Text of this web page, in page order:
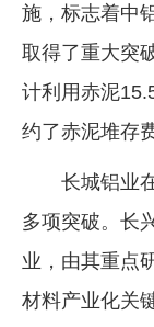
施，标志着中
取得了重大突
计利用赤泥
约了赤泥堆存
长城铝业
多项突破。长
业，由其重点
材料产业化关